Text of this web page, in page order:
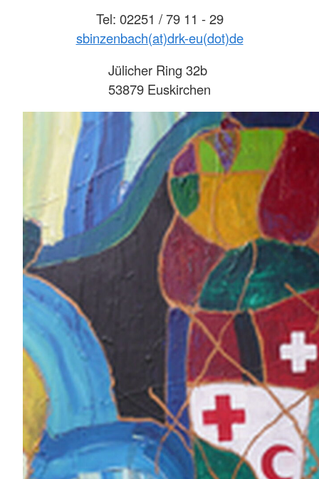
Tel: 02251 / 79 11 - 29
sbinzenbach(at)drk-eu(dot)de
Jülicher Ring 32b
53879 Euskirchen